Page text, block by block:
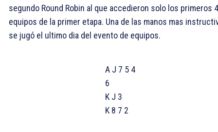
segundo Round Robin al que accedieron solo los primeros 4
equipos de la primer etapa. Una de las manos mas
se jugó el ultimo dia del evento de equipos.
A J 7 5 4
6
K J 3
K 8 7 2